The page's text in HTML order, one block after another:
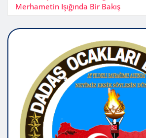
Merhametin Işığında Bir Bakış